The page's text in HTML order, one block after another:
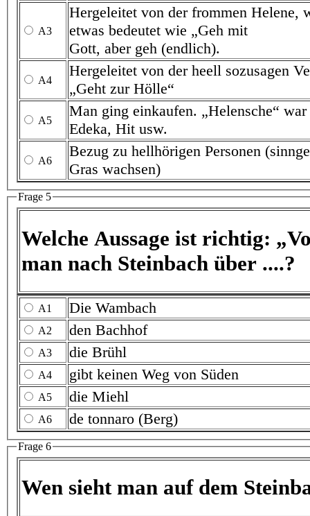
A3
Hergeleitet von der frommen Helene, was dem Sinn
etwas bedeutet wie „Geh mit
Gott, aber geh (endlich).
A4
Hergeleitet von der heell sozusagen Verkleinerungsform
„Geht zur Hölle“
A5
Man ging einkaufen. „Helensche“ war eine Begriff
Edeka, Hit usw.
A6
Bezug zu hellhörigen Personen (sinngemäß: man hört das
Gras wachsen)
Frage 5
Welche Aussage ist richtig: „Von
man nach Steinbach über ....?
A1 Die Wambach
A2 den Bachhof
A3 die Brühl
A4 gibt keinen Weg von Süden
A5 die Miehl
A6 de tonnaro (Berg)
Frage 6